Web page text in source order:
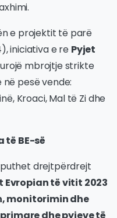
e projektit të parë
iniciativa e re Pyjet
mbrojtje strikte
pesë vende:
Kroaci, Mal të Zi dhe
të BE-së
drejtpërdrejt
Evropian të vitit 2023
monitorimin dhe